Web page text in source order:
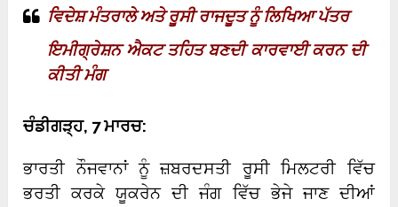
ਵਿਦੇਸ਼ ਮੰਤਰਾਲੇ ਅਤੇ ਰੂਸੀ ਰਾਜਦੂਤ ਨੂੰ ਲਿਖਿਆ ਪੱਤਰ
ਇਮੀਗ੍ਰੇਸ਼ਨ ਐਕਟ ਤਹਿਤ ਬਣਦੀ ਕਾਰਵਾਈ ਕਰਨ ਦੀ
ਕੀਤੀ ਮੰਗ
ਚੰਡੀਗੜ੍ਹ, 7 ਮਾਰਚ:
ਭਾਰਤੀ ਨੌਜਵਾਨਾਂ ਨੂੰ ਜ਼ਬਰਦਸਤੀ ਰੂਸੀ ਮਿਲਟਰੀ ਵਿੱਚ
ਭਰਤੀ ਕਰਕੇ ਯੂਕਰੇਨ ਦੀ ਜੰਗ ਵਿੱਚ ਭੇਜੇ ਜਾਣ ਦੀਆਂ